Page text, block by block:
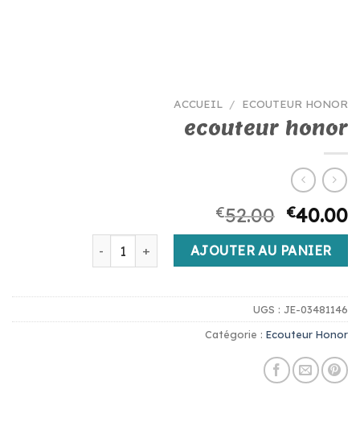
ACCUEIL / ECOUTEUR HONOR
ecouteur honor
€52.00 €40.00
quantité de ecouteur honorAJOUTER AU PANIER
UGS : JE-03481146
Catégorie : Ecouteur Honor